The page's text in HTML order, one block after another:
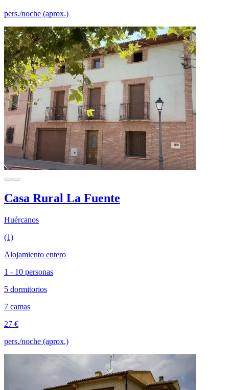
pers./noche (aprox.)
Casa Rural La Fuente
Huércanos
(1)
Alojamiento entero
1 - 10 personas
5 dormitorios
7 camas
27 €
pers./noche (aprox.)